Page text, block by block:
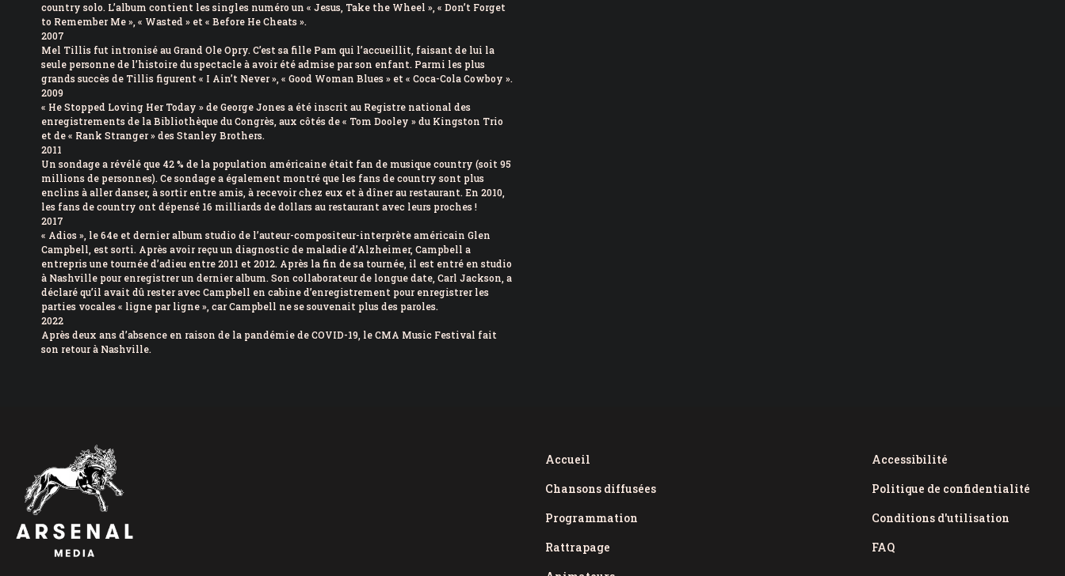
country solo. L’album contient les singles numéro un « Jesus, Take the Wheel », « Don’t Forget
to Remember Me », « Wasted » et « Before He Cheats ».
2007
Mel Tillis fut intronisé au Grand Ole Opry. C’est sa fille Pam qui l’accueillit, faisant de lui la
seule personne de l’histoire du spectacle à avoir été admise par son enfant. Parmi les plus
grands succès de Tillis figurent « I Ain’t Never », « Good Woman Blues » et « Coca-Cola Cowboy ».
2009
« He Stopped Loving Her Today » de George Jones a été inscrit au Registre national des
enregistrements de la Bibliothèque du Congrès, aux côtés de « Tom Dooley » du Kingston Trio
et de « Rank Stranger » des Stanley Brothers.
2011
Un sondage a révélé que 42 % de la population américaine était fan de musique country (soit 95
millions de personnes). Ce sondage a également montré que les fans de country sont plus
enclins à aller danser, à sortir entre amis, à recevoir chez eux et à dîner au restaurant. En 2010,
les fans de country ont dépensé 16 milliards de dollars au restaurant avec leurs proches !
2017
« Adios », le 64e et dernier album studio de l’auteur-compositeur-interprète américain Glen
Campbell, est sorti. Après avoir reçu un diagnostic de maladie d’Alzheimer, Campbell a
entrepris une tournée d’adieu entre 2011 et 2012. Après la fin de sa tournée, il est entré en studio
à Nashville pour enregistrer un dernier album. Son collaborateur de longue date, Carl Jackson, a
déclaré qu’il avait dû rester avec Campbell en cabine d’enregistrement pour enregistrer les
parties vocales « ligne par ligne », car Campbell ne se souvenait plus des paroles.
2022
Après deux ans d’absence en raison de la pandémie de COVID-19, le CMA Music Festival fait
son retour à Nashville.
Accueil
Chansons diffusées
Programmation
Rattrapage
Accessibilité
Politique de confidentialité
Conditions d'utilisation
FAQ